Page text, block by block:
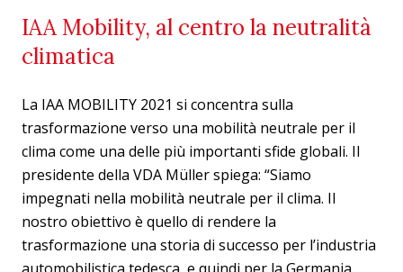
IAA Mobility, al centro la neutralità
climatica
La IAA MOBILITY 2021 si concentra sulla
trasformazione verso una mobilità neutrale per il
clima come una delle più importanti sfide globali. Il
presidente della VDA Müller spiega: “Siamo
impegnati nella mobilità neutrale per il clima. Il
nostro obiettivo è quello di rendere la
trasformazione una storia di successo per l’industria